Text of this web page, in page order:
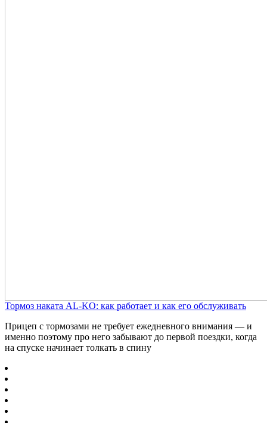
Тормоз наката AL-KO: как работает и как его обслуживать
Прицеп с тормозами не требует ежедневного внимания — и
именно поэтому про него забывают до первой поездки, когда
на спуске начинает толкать в спину